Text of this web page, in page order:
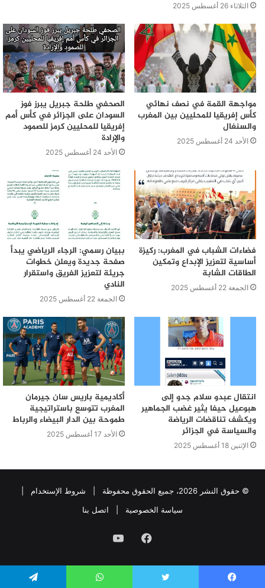
الثلاثاء 26 أغسطس 2025
مواجهة القمة في نصف نهائي
كأس إفريقيا للمحليين بين المغرب
والسنغال
الأحد 24 أغسطس 2025
الصحفي طلحة جبريل يبرز فوز
السودان على الجزائر في كأس أمم
إفريقيا للمحليين كرمز للصمود
والإرادة
الأحد 24 أغسطس 2025
فضاءات الشباب في المغرب: ركيزة
أساسية لتعزيز الإبداع وتمكين
الطاقات الشابة
الجمعة 22 أغسطس 2025
ببيان رسمي: الرجاء الرياضي يبدأ
صفحة جديدة ويعلن خطوات
جريئة لتعزيز الفريق واستقرار
النادي
الجمعة 22 أغسطس 2025
انتقال عبدو سلام جدو إلى
هبوعيل حيفا يثير غضب الجماهير
ويكشف تناقضات الرياضة
والسياسة في الجزائر
الإثنين 18 أغسطس 2025
أكاديمية باريس سان جيرمان
المغرب تتوسع باستراتيجية
طموحة بين الدار البيضاء والرباط
الأحد 17 أغسطس 2025
© حقوق النشر 2026، جميع الحقوق محفوظة | شروط الإستخدام
سياسة الخصوصية
اتصل بنا
فيسبوكيوتيوب